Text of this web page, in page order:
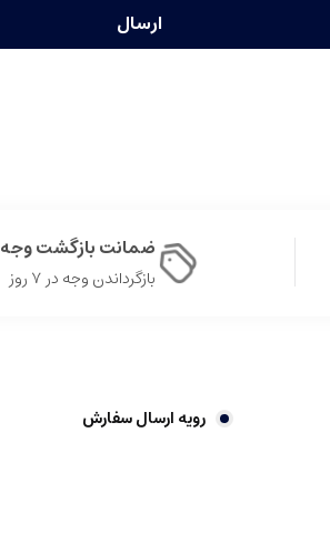
ارسال
ضمانت بازگشت وجه
بازگرداندن وجه در ۷ روز
رویه ارسال سفارش